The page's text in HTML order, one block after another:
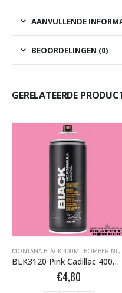
AANVULLENDE
BEOORDELINGEN (0)
GERELATEERDE
SPUITBUSSEN
BLACK BOMBER.NL ,MONTANA
MONTANA BLACK 400ML BOMBER.NL ,
BLK3120 Pink Cadillac 400ml 263798
€4,80